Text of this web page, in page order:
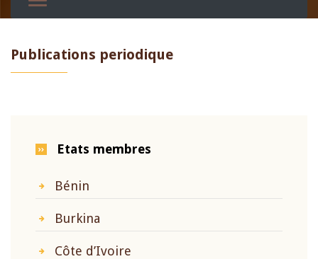
Publications periodique
Etats membres
Bénin
Burkina
Côte d’Ivoire